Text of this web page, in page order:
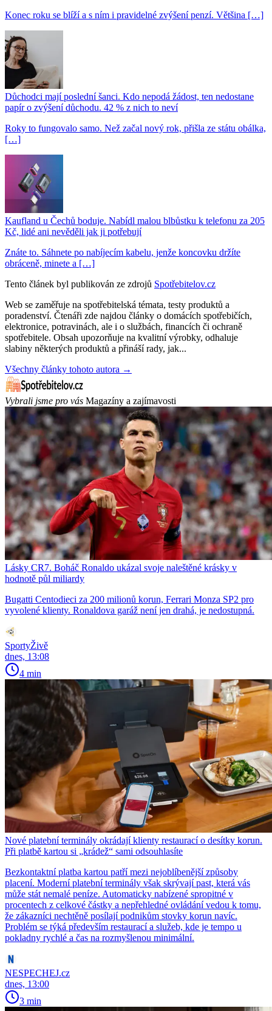
Konec roku se blíží a s ním i pravidelné zvýšení penzí. Většina […]
Důchodci mají poslední šanci. Kdo nepodá žádost, ten nedostane
papír o zvýšení důchodu. 42 % z nich to neví
Roky to fungovalo samo. Než začal nový rok, přišla ze státu obálka,
[…]
Kaufland u Čechů boduje. Nabídl malou blbůstku k telefonu za 205
Kč, lidé ani nevěděli jak ji potřebují
Znáte to. Sáhnete po nabíjecím kabelu, jenže koncovku držíte
obráceně, minete a […]
Tento článek byl publikován ze zdrojů Spotřebitelov.cz
Web se zaměřuje na spotřebitelská témata, testy produktů a
poradenství. Čtenáři zde najdou články o domácích spotřebičích,
elektronice, potravinách, ale i o službách, financích či ochraně
spotřebitele. Obsah upozorňuje na kvalitní výrobky, odhaluje
slabiny některých produktů a přináší rady, jak...
Všechny články tohoto autora →
Vybrali jsme pro vás Magazíny a zajímavosti
Lásky CR7. Boháč Ronaldo ukázal svoje naleštěné krásky v
hodnotě půl miliardy
Bugatti Centodieci za 200 milionů korun, Ferrari Monza SP2 pro
vyvolené klienty. Ronaldova garáž není jen drahá, je nedostupná.
SportyŽivě
dnes, 13:08
4 min
Nové platební terminály okrádají klienty restaurací o desítky korun.
Při platbě kartou si „krádež“ sami odsouhlasíte
Bezkontaktní platba kartou patří mezi nejoblíbenější způsoby
placení. Moderní platební terminály však skrývají past, která vás
může stát nemalé peníze. Automaticky nabízené spropitné v
procentech z celkové částky a nepřehledné ovládání vedou k tomu,
že zákazníci nechtěně posílají podnikům stovky korun navíc.
Problém se týká především restaurací a služeb, kde je tempo u
pokladny rychlé a čas na rozmyšlenou minimální.
NESPECHEJ.cz
dnes, 13:00
3 min